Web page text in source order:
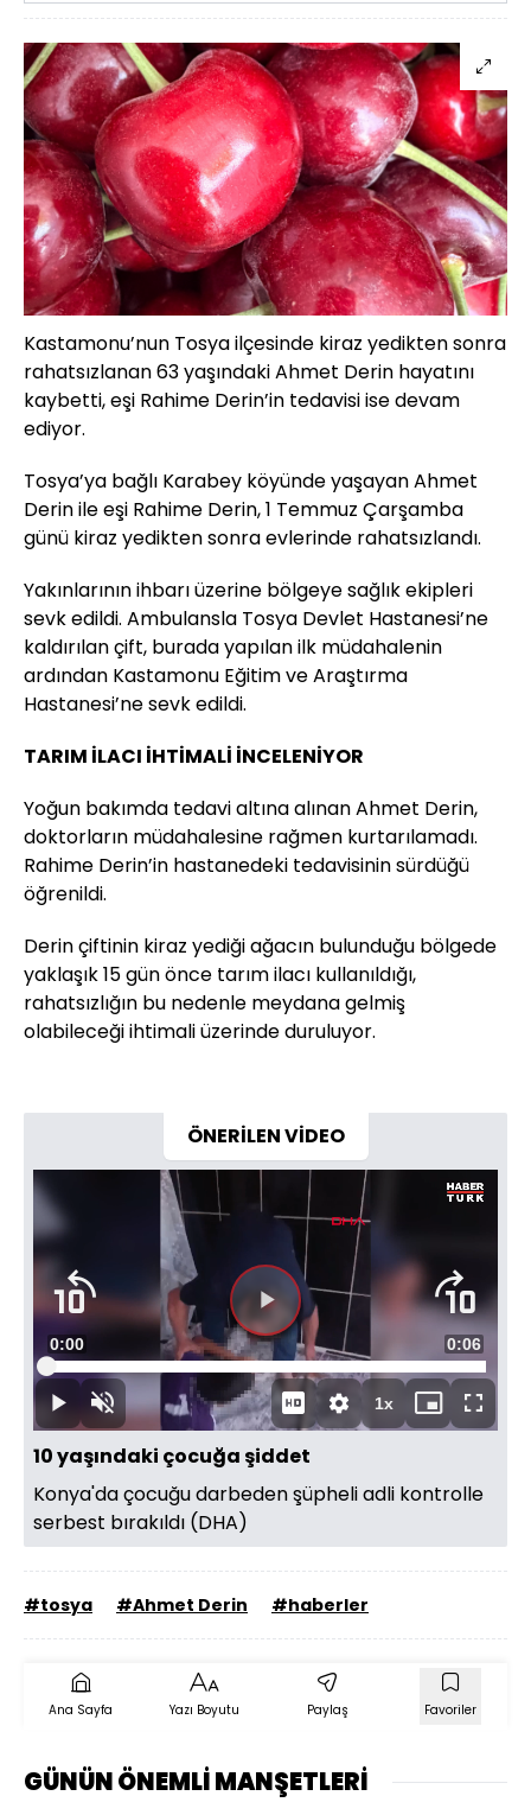
Kastamonu’nun Tosya ilçesinde kiraz yedikten sonra
rahatsızlanan 63 yaşındaki Ahmet Derin hayatını
kaybetti, eşi Rahime Derin’in tedavisi ise devam
ediyor.
Tosya’ya bağlı Karabey köyünde yaşayan Ahmet
Derin ile eşi Rahime Derin, 1 Temmuz Çarşamba
günü kiraz yedikten sonra evlerinde rahatsızlandı.
Yakınlarının ihbarı üzerine bölgeye sağlık ekipleri
sevk edildi. Ambulansla Tosya Devlet Hastanesi’ne
kaldırılan çift, burada yapılan ilk müdahalenin
ardından Kastamonu Eğitim ve Araştırma
Hastanesi’ne sevk edildi.
TARIM İLACI İHTİMALİ İNCELENİYOR
Yoğun bakımda tedavi altına alınan Ahmet Derin,
doktorların müdahalesine rağmen kurtarılamadı.
Rahime Derin’in hastanedeki tedavisinin sürdüğü
öğrenildi.
Derin çiftinin kiraz yediği ağacın bulunduğu bölgede
yaklaşık 15 gün önce tarım ilacı kullanıldığı,
rahatsızlığın bu nedenle meydana gelmiş
olabileceği ihtimali üzerinde duruluyor.
ÖNERİLEN VİDEO
Videoyu
Oynat
OynatSesi
Aç
Süre
0:00 Toplam
Süre
0:06
Yüklendi:
100.00%
1xOynatma
Hızı
Mini
oynatıcı
Tam
Ekran
10 yaşındaki çocuğa şiddet
Konya'da çocuğu darbeden şüpheli adli kontrolle
serbest bırakıldı (DHA)
#tosya #Ahmet Derin #haberler
Ana Sayfa Yazı Boyutu Paylaş Favoriler
GÜNÜN ÖNEMLİ MANŞETLERİ